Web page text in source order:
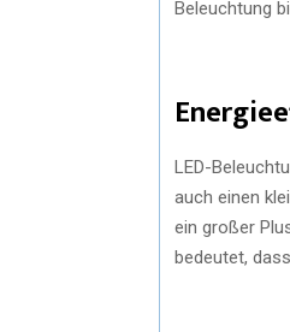
Beleuchtung
LED-
auch einen
ein großer
bedeutet,